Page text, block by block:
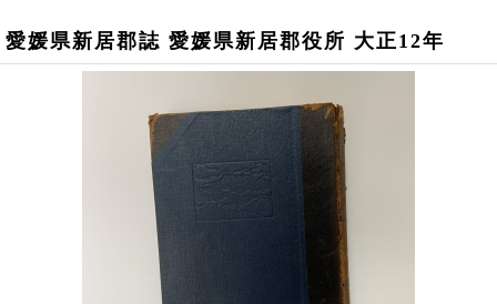
愛媛県新居郡誌 愛媛県新居郡役所 大正12年